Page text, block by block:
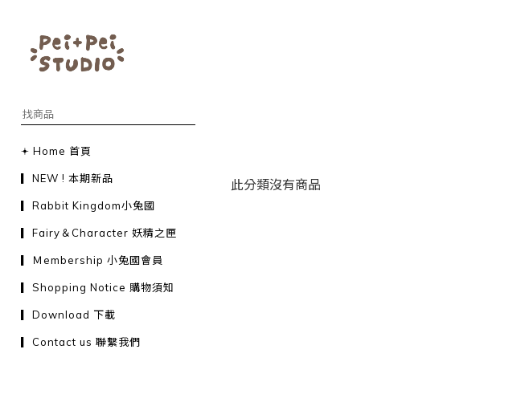
𖥔 Home 首頁
▎NEW ! 本期新品
▎Rabbit Kingdom小兔國
▎Fairy＆Character 妖精之匣
▎Ｍembership 小兔國會員
▎Shopping Notice 購物須知
▎Download 下載
▎Contact us 聯繫我們
此分類沒有商品